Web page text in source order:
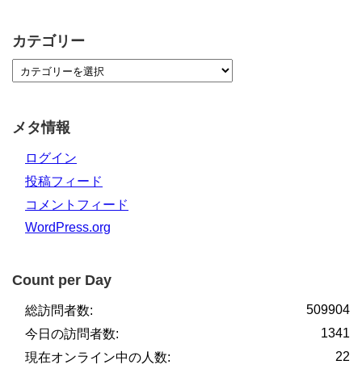
カテゴリー
メタ情報
ログイン
投稿フィード
コメントフィード
WordPress.org
Count per Day
509904
総訪問者数:
1341
今日の訪問者数:
22
現在オンライン中の人数: